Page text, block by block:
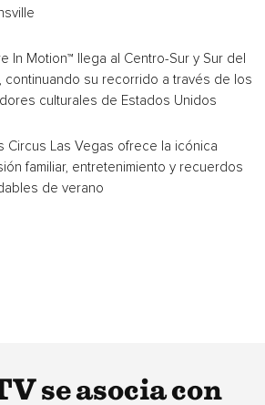
In Motion™ llega al Centro-Sur y Sur del
continuando su recorrido a través de los
culturales de Estados Unidos
Circus Las Vegas ofrece la icónica
familiar, entretenimiento y recuerdos
de verano
se asocia con